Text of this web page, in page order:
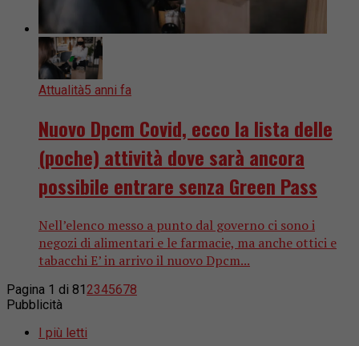
Attualità5 anni fa
Nuovo Dpcm Covid, ecco la lista delle
(poche) attività dove sarà ancora
possibile entrare senza Green Pass
Nell’elenco messo a punto dal governo ci sono i
negozi di alimentari e le farmacie, ma anche ottici e
tabacchi E’ in arrivo il nuovo Dpcm...
Pagina 1 di 81 2345678
Pubblicità
I più letti